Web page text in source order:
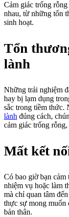
Cảm giác trống
nhau, từ những tổn
sinh hoạt.
Tổn
lành
Những trải nghiệm
hay bị lạm dụng
sắc trong tiềm thức.
lành đúng cách,
cảm giác trống
Mất kết
Có bao giờ bạn cảm
nhiệm vụ hoặc làm
mà chỉ quan tâm
thực sự mong muốn
bản thân.